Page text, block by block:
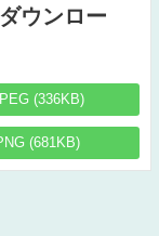
ウンロー
(336KB)
(681KB)